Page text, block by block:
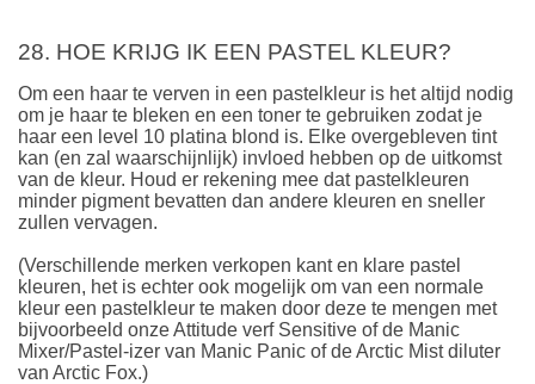
28. HOE KRIJG IK EEN PASTEL KLEUR?
Om een haar te verven in een pastelkleur is het altijd nodig
om je haar te bleken en een toner te gebruiken zodat je
haar een level 10 platina blond is. Elke overgebleven tint
kan (en zal waarschijnlijk) invloed hebben op de uitkomst
van de kleur. Houd er rekening mee dat pastelkleuren
minder pigment bevatten dan andere kleuren en sneller
zullen vervagen.
(Verschillende merken verkopen kant en klare pastel
kleuren, het is echter ook mogelijk om van een normale
kleur een pastelkleur te maken door deze te mengen met
bijvoorbeeld onze Attitude verf Sensitive of de Manic
Mixer/Pastel-izer van Manic Panic of de Arctic Mist diluter
van Arctic Fox.)